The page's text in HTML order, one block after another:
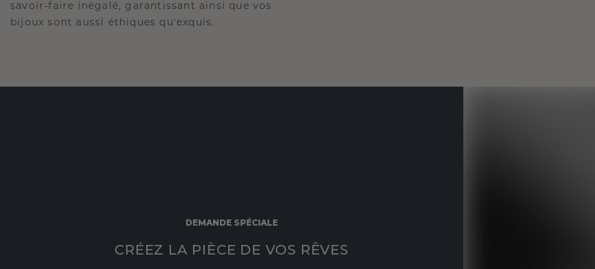
savoir-faire inégalé, garantissant ainsi que vos
bijoux sont aussi éthiques qu'exquis.
DEMANDE SPÉCIALE
CRÉEZ LA PIÈCE DE VOS RÊVES